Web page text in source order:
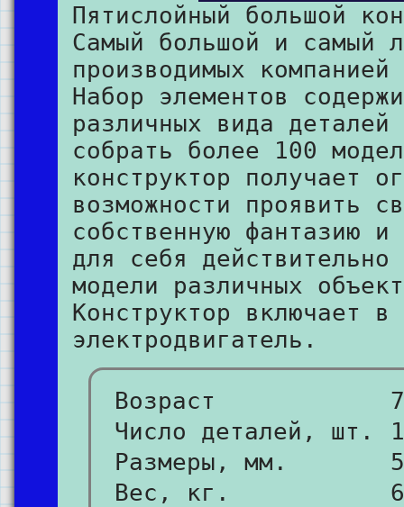
Пятислойный большой
Самый большой и самый
производимых
Набор элементов
различных вида деталей
собрать более 100
конструктор получает
возможности проявить
собственную фантазию и
для себя действительно
модели различных
Конструктор включает в
электродвигатель.
Возраст
Число деталей, шт.
Размеры, мм.
Вес, кг.